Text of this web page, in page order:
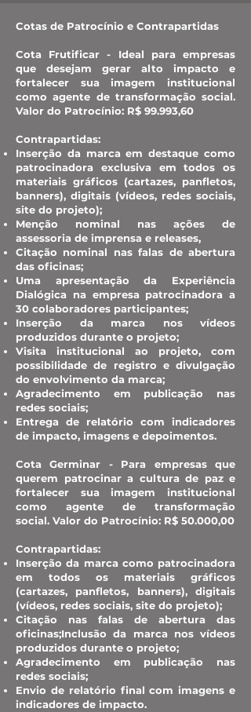
Cotas de Patrocínio e Contrapartidas
Cota Frutificar - Ideal para empresas
que desejam gerar alto impacto e
fortalecer sua imagem institucional
como agente de transformação social.
Valor do Patrocínio: R$ 99.993,60
Contrapartidas:
Inserção da marca em destaque como
patrocinadora exclusiva em todos os
materiais gráficos (cartazes, panfletos,
banners), digitais (vídeos, redes sociais,
site do projeto);
Menção nominal nas ações de
assessoria de imprensa e releases,
Citação nominal nas falas de abertura
das oficinas;
Uma apresentação da Experiência
Dialógica na empresa patrocinadora a
30 colaboradores participantes;
Inserção da marca nos vídeos
produzidos durante o projeto;
Visita institucional ao projeto, com
possibilidade de registro e divulgação
do envolvimento da marca;
Agradecimento em publicação nas
redes sociais;
Entrega de relatório com indicadores
de impacto, imagens e depoimentos.
Cota Germinar - Para empresas que
querem patrocinar a cultura de paz e
fortalecer sua imagem institucional
como agente de transformação
social. Valor do Patrocínio: R$ 50.000,00
Contrapartidas:
Inserção da marca como patrocinadora
em todos os materiais gráficos
(cartazes, panfletos, banners), digitais
(vídeos, redes sociais, site do projeto);
Citação nas falas de abertura das
oficinas;Inclusão da marca nos vídeos
produzidos durante o projeto;
Agradecimento em publicação nas
redes sociais;
Envio de relatório final com imagens e
indicadores de impacto.